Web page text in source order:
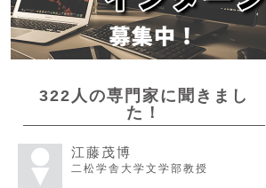
322人の専門家に聞きまし
た！
江藤茂博
二松学舎大学文学部教授